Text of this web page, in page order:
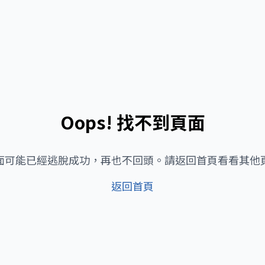
Oops! 找不到頁面
可能已經逃脫成功，再也不回頭。請返回首頁看看其他
返回首頁